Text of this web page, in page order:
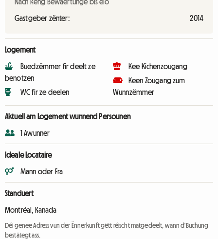
Gastgeber zënter: 2014
Logement
Buedzëmmer fir deelt ze
benotzen
WC fir ze deelen
Kee Kichenzougang
Keen Zougang zum
Wunnzëmmer
Aktuell am Logement wunnend Persounen
1 Awunner
Ideale Locataire
Mann oder Fra
Standuert
Montréal, Kanada
Déi genee Adress vun der Ënnerkunft gëtt réischt matgedeelt, wann d'Buchung
bestätegt ass.